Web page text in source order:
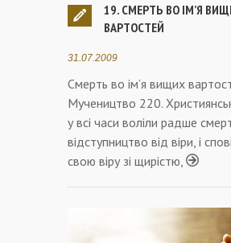
19. СМЕРТЬ ВО ІМ’Я
ВАРТОСТЕЙ
31.07.2009
Смерть во ім’я вищих
Мучеництво 220.
у всі часи воліли радше
відступництво від віри, і
свою віру зі щирістю,